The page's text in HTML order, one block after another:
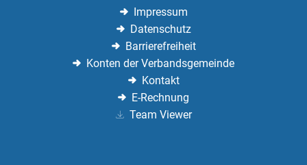
Impressum
Datenschutz
Barrierefreiheit
Konten der Verbandsgemeinde
Kontakt
E-Rechnung
Team Viewer